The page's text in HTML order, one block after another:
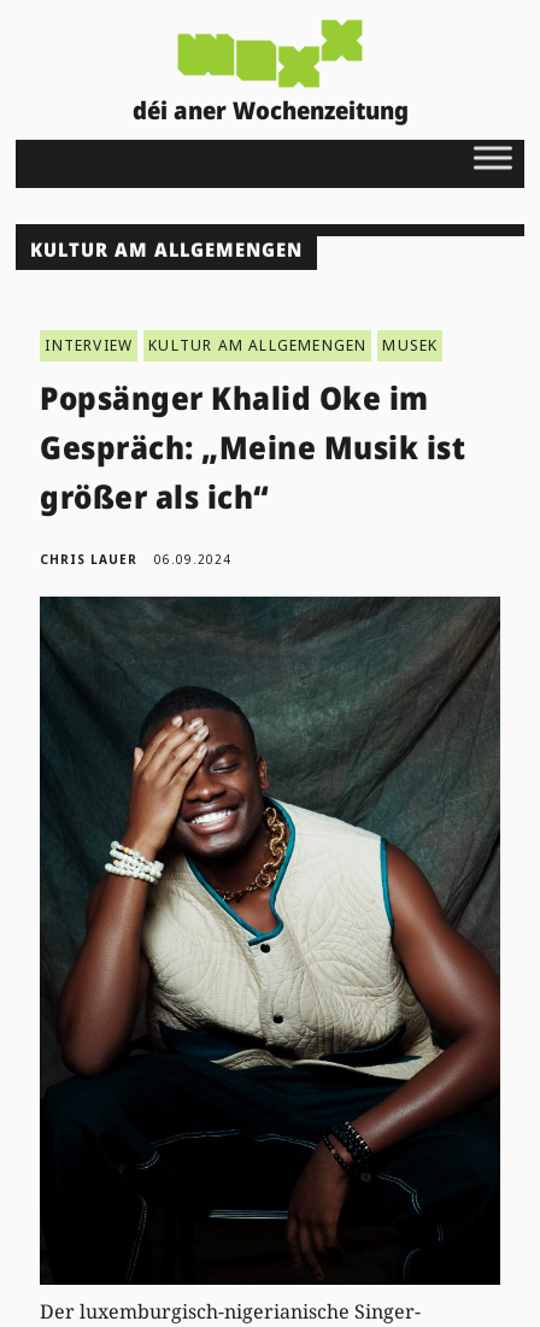
déi aner Wochenzeitung
KULTUR AM ALLGEMENGEN
INTERVIEW KULTUR AM ALLGEMENGEN MUSEK
Popsänger Khalid Oke im
Gespräch: „Meine Musik ist
größer als ich“
CHRIS LAUER 06.09.2024
Der luxemburgisch-nigerianische Singer-